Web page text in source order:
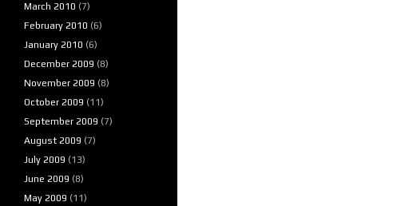
March 2010 (7)
February 2010 (6)
January 2010 (6)
December 2009 (8)
November 2009 (8)
October 2009 (11)
September 2009 (7)
August 2009 (7)
July 2009 (13)
June 2009 (8)
May 2009 (11)